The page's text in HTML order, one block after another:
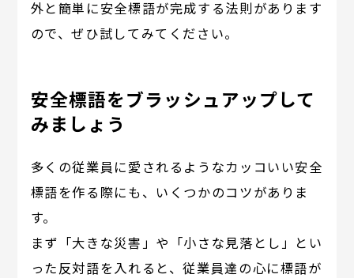
外と簡単に安全標語が完成する法則があります
ので、ぜひ試してみてください。
安全標語をブラッシュアップして
みましょう
多くの従業員に愛されるようなカッコいい安全
標語を作る際にも、いくつかのコツがありま
す。
まず「大きな災害」や「小さな見落とし」とい
った反対語を入れると、従業員達の心に標語が